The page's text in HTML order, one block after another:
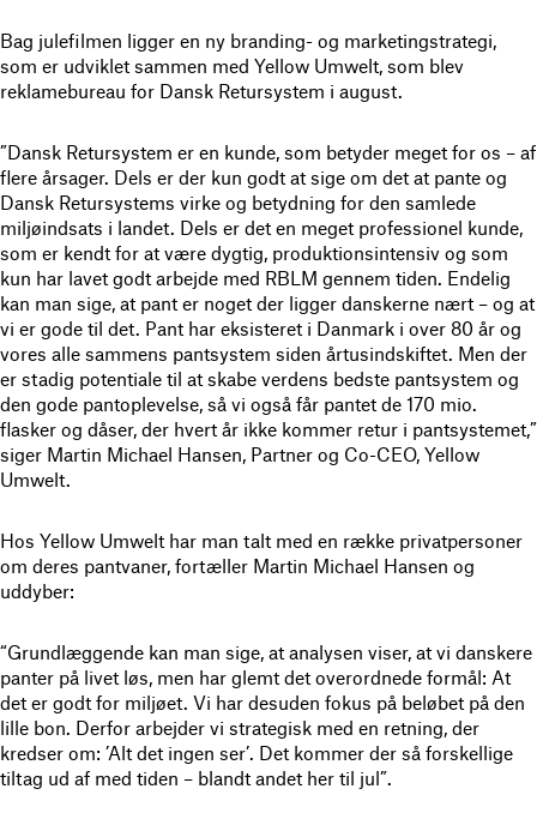
Bag julefilmen ligger en ny branding- og marketingstrategi,
som er udviklet sammen med Yellow Umwelt, som blev
reklamebureau for Dansk Retursystem i august.
”Dansk Retursystem er en kunde, som betyder meget for os – af
flere årsager. Dels er der kun godt at sige om det at pante og
Dansk Retursystems virke og betydning for den samlede
miljøindsats i landet. Dels er det en meget professionel kunde,
som er kendt for at være dygtig, produktionsintensiv og som
kun har lavet godt arbejde med RBLM gennem tiden. Endelig
kan man sige, at pant er noget der ligger danskerne nært – og at
vi er gode til det. Pant har eksisteret i Danmark i over 80 år og
vores alle sammens pantsystem siden årtusindskiftet. Men der
er stadig potentiale til at skabe verdens bedste pantsystem og
den gode pantoplevelse, så vi også får pantet de 170 mio.
flasker og dåser, der hvert år ikke kommer retur i pantsystemet,”
siger Martin Michael Hansen, Partner og Co-CEO, Yellow
Umwelt.
Hos Yellow Umwelt har man talt med en række privatpersoner
om deres pantvaner, fortæller Martin Michael Hansen og
uddyber:
“Grundlæggende kan man sige, at analysen viser, at vi danskere
panter på livet løs, men har glemt det overordnede formål: At
det er godt for miljøet. Vi har desuden fokus på beløbet på den
lille bon. Derfor arbejder vi strategisk med en retning, der
kredser om: ’Alt det ingen ser’. Det kommer der så forskellige
tiltag ud af med tiden – blandt andet her til jul”.